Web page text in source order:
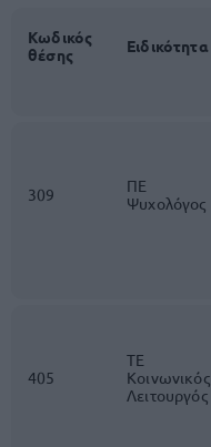
Κωδικός
θέσης
Ειδικότητα
309
ΠΕ
Ψυχολόγος
405
ΤΕ
Κοινωνικός
Λειτουργός